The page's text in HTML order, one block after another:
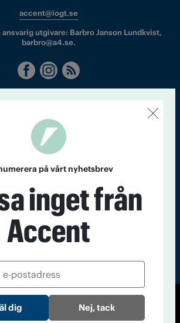
accent@iogt.se
utgivare: Barbro Janson Lundkvist,
barbro@a4.se.
Tidningen Tidningsarkiv In English
© Tidningen Accent 2026
på vårt nyhetsbrev
inget från
Accent
Nej, tack